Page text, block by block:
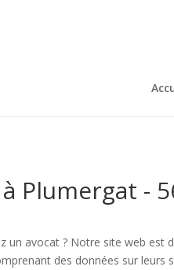
Plumergat -
un avocat ? Notre site web est
des données sur leurs